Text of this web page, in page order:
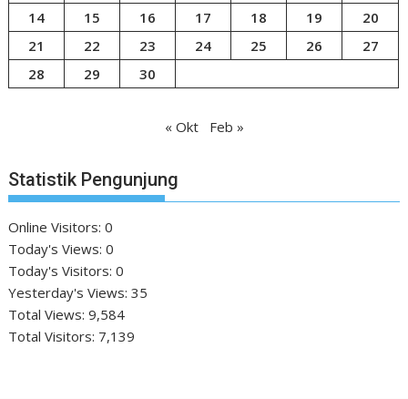
14
15 16 17 18 19
20
21
22 23 24 25 26
27
28
29 30
« Okt Feb »
Statistik Pengunjung
Online Visitors:0
Today's Views:0
Today's Visitors:0
Yesterday's Views:35
Total Views:9,584
Total Visitors: 7,139